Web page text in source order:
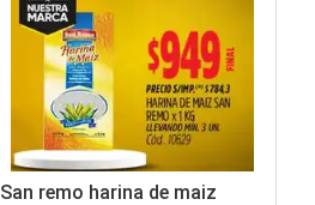
San remo harina de maiz